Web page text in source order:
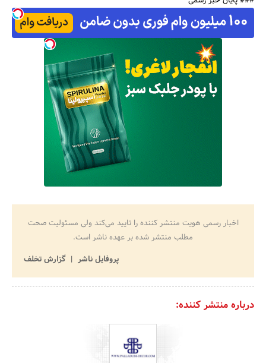
اخبار رسمی هویت منتشر کننده را تایید می‌کند ولی مسئولیت صحت
مطلب منتشر شده بر عهده ناشر است.
پروفایل ناشر
گزارش تخلف
درباره منتشر کننده: